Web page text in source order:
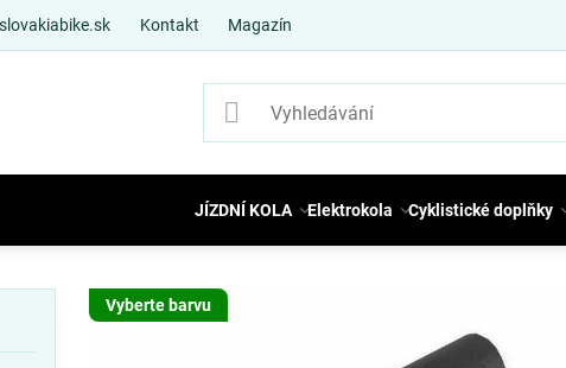
Kontakt Magazín
JÍZDNÍ KOLA Elektrokola Cyklistické doplňky
Vyberte barvu